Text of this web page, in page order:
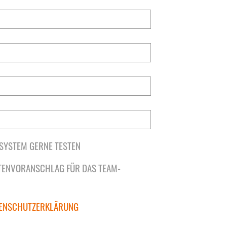
GERNE TESTEN
FÜR DAS TEAM-